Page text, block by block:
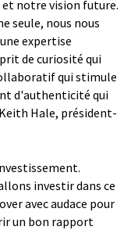
notre vision future.
seule, nous nous
expertise
de curiosité qui
qui stimule
d'authenticité qui
Hale, président-
investir dans ce
avec audace pour
un bon rapport